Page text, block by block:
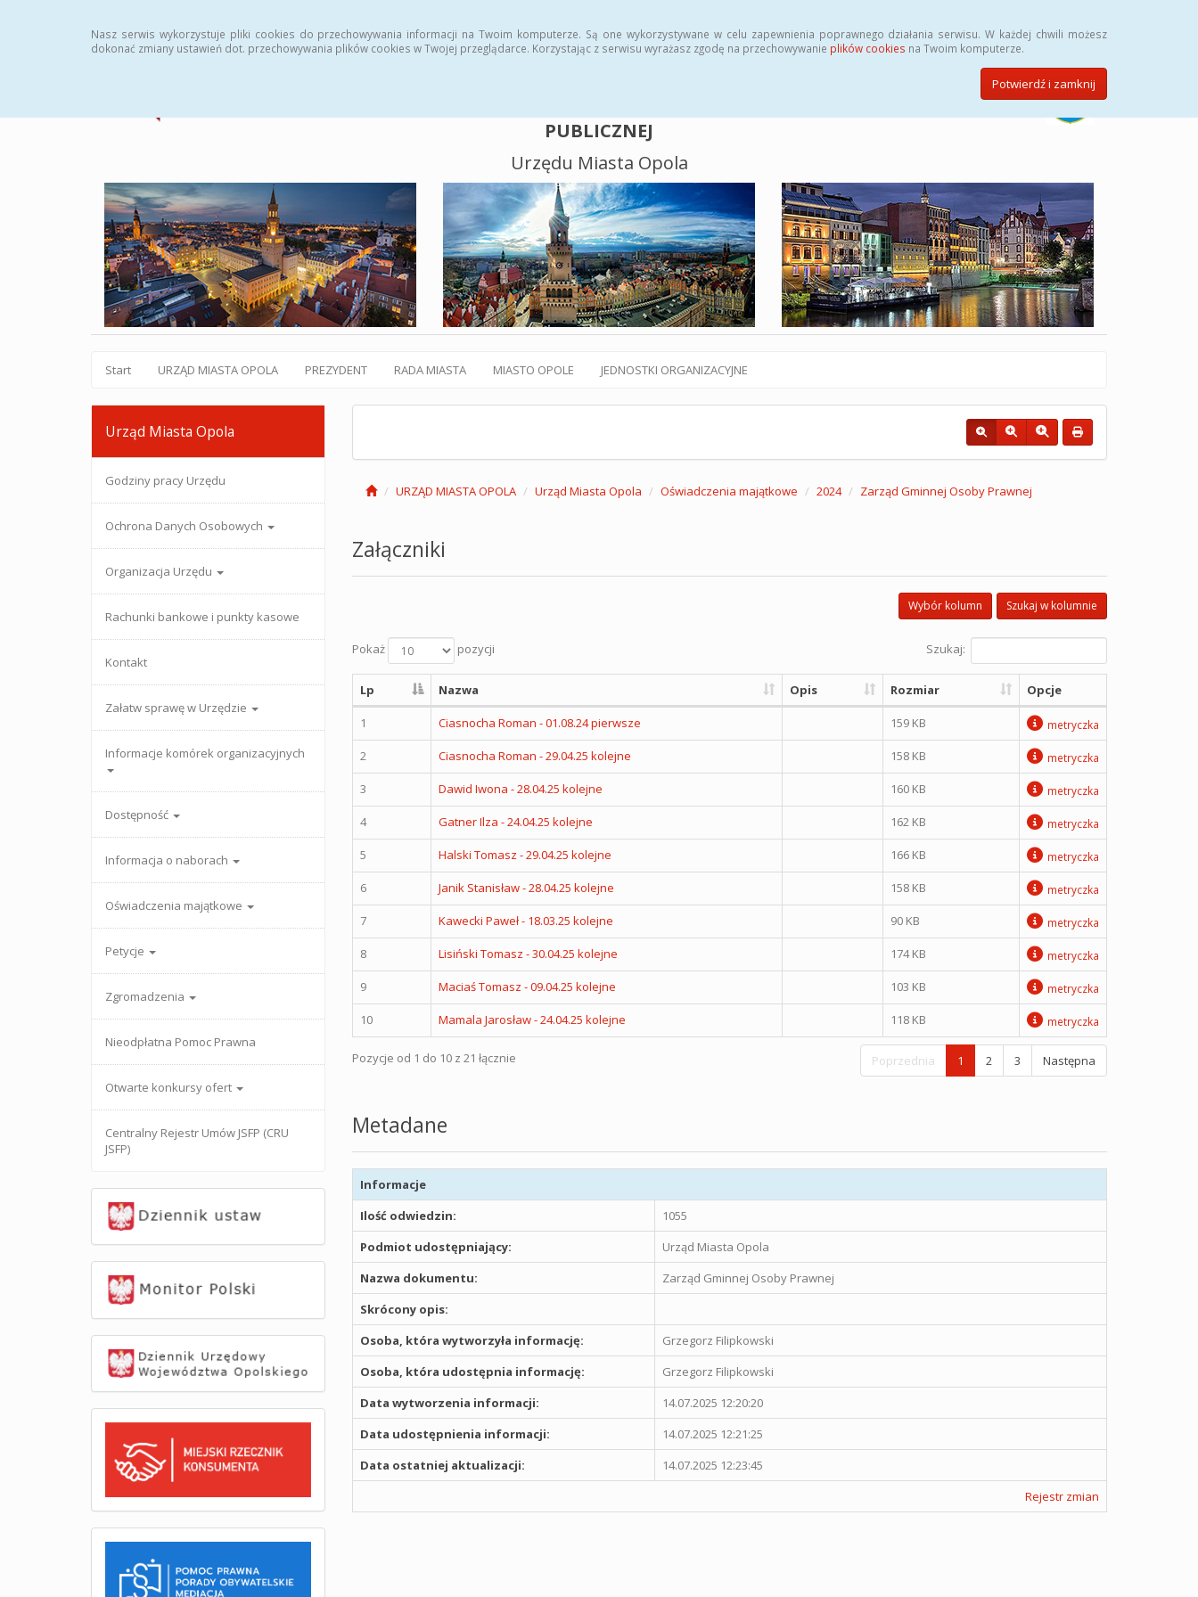
Nasz serwis wykorzystuje pliki cookies do przechowywania informacji na Twoim komputerze. Są one wykorzystywane w celu zapewnienia poprawnego działania serwisu. W każdej chwili możesz
dokonać zmiany ustawień dot. przechowywania plików cookies w Twojej przeglądarce. Korzystając z serwisu wyrażasz zgodę na przechowywanie plików cookies na Twoim komputerze.
Potwierdź i zamknij
PUBLICZNEJ
Urzędu Miasta Opola
Start URZĄD MIASTA OPOLA PREZYDENT RADA MIASTA MIASTO OPOLE JEDNOSTKI ORGANIZACYJNE
Urząd Miasta Opola
Godziny pracy Urzędu
Ochrona Danych Osobowych
Organizacja Urzędu
Rachunki bankowe i punkty kasowe
Kontakt
Załatw sprawę w Urzędzie
Informacje komórek organizacyjnych
Dostępność
Informacja o naborach
Oświadczenia majątkowe
Petycje
Zgromadzenia
Nieodpłatna Pomoc Prawna
Otwarte konkursy ofert
Centralny Rejestr Umów JSFP (CRU
JSFP)
URZĄD MIASTA OPOLA Urząd Miasta Opola Oświadczenia majątkowe 2024 Zarząd Gminnej Osoby Prawnej
Załączniki
Szukaj w kolumnie
Wybór kolumn
Pokaż pozycji Szukaj:
Lp Nazwa Opis Rozmiar Opcje
1 Ciasnocha Roman - 01.08.24 pierwsze 159 KB metryczka
2 Ciasnocha Roman - 29.04.25 kolejne 158 KB metryczka
3 Dawid Iwona - 28.04.25 kolejne 160 KB metryczka
4 Gatner Ilza - 24.04.25 kolejne 162 KB metryczka
5 Halski Tomasz - 29.04.25 kolejne 166 KB metryczka
6 Janik Stanisław - 28.04.25 kolejne 158 KB metryczka
7 Kawecki Paweł - 18.03.25 kolejne 90 KB metryczka
8 Lisiński Tomasz - 30.04.25 kolejne 174 KB metryczka
9 Maciaś Tomasz - 09.04.25 kolejne 103 KB metryczka
10 Mamala Jarosław - 24.04.25 kolejne 118 KB metryczka
Pozycje od 1 do 10 z 21 łącznie Poprzednia 1 2 3 Następna
Metadane
Informacje
Ilość odwiedzin:
1055
Podmiot udostępniający:
Urząd Miasta Opola
Nazwa dokumentu:
Zarząd Gminnej Osoby Prawnej
Skrócony opis:
Osoba, która wytworzyła informację:
Grzegorz Filipkowski
Osoba, która udostępnia informację:
Grzegorz Filipkowski
Data wytworzenia informacji:
14.07.2025 12:20:20
Data udostępnienia informacji:
14.07.2025 12:21:25
Data ostatniej aktualizacji:
14.07.2025 12:23:45
Rejestr zmian